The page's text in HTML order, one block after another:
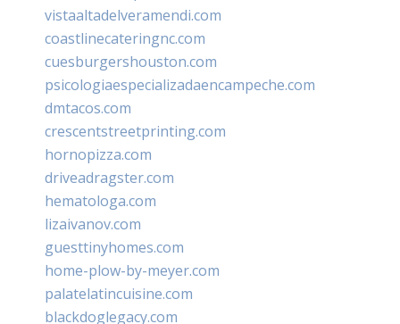
vistaaltadelveramendi.com
coastlinecateringnc.com
cuesburgershouston.com
psicologiaespecializadaencampeche.com
dmtacos.com
crescentstreetprinting.com
hornopizza.com
driveadragster.com
hematologa.com
lizaivanov.com
guesttinyhomes.com
home-plow-by-meyer.com
palatelatincuisine.com
blackdoglegacy.com